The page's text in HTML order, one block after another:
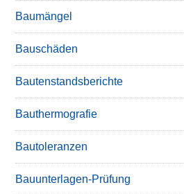
Baumängel
Bauschäden
Bautenstandsberichte
Bauthermografie
Bautoleranzen
Bauunterlagen-Prüfung